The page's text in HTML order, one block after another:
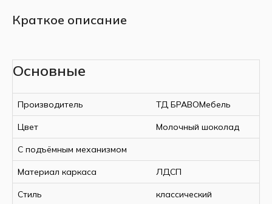
Краткое описание
Основные
Производитель ТД БРАВОМебель
Цвет Молочный шоколад
С подъёмным механизмом
Материал каркаса ЛДСП
Стиль классический